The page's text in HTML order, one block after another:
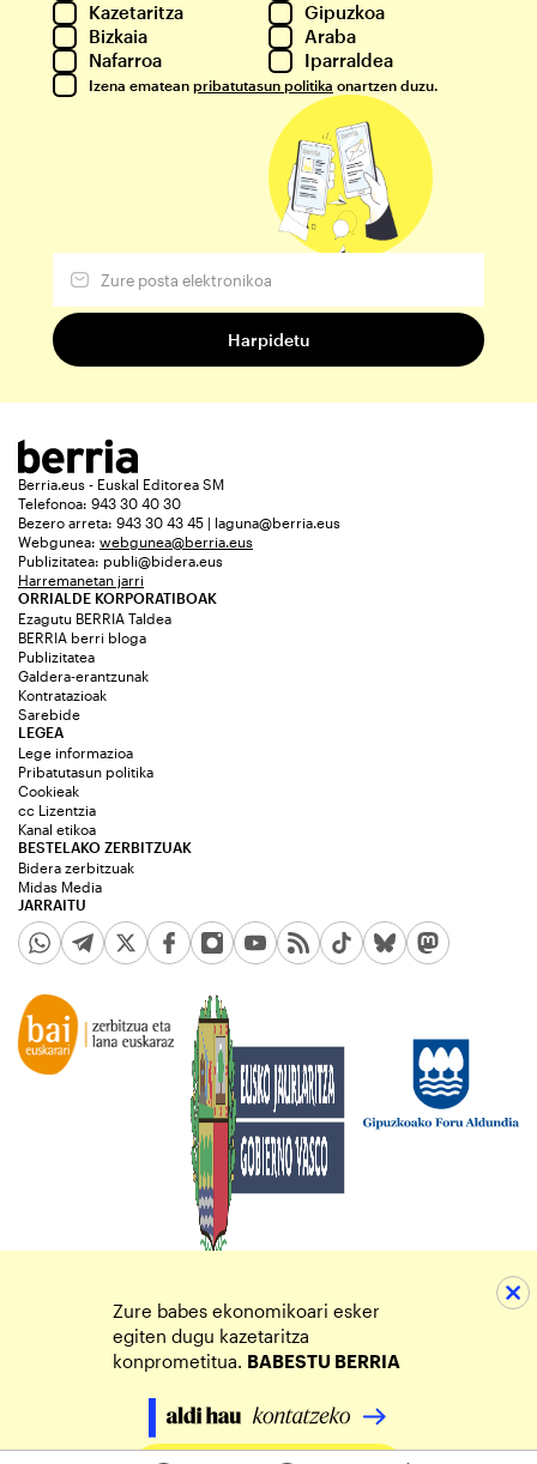
Kazetaritza
Gipuzkoa
Bizkaia
Araba
Nafarroa
Iparraldea
Izena ematean pribatutasun politika onartzen duzu.
Berria.eus - Euskal Editorea SM
Telefonoa: 943 30 40 30
Bezero arreta: 943 30 43 45 | laguna@berria.eus
Webgunea: webgunea@berria.eus
Publizitatea: publi@bidera.eus
Harremanetan jarri
ORRIALDE KORPORATIBOAK
Ezagutu BERRIA Taldea
BERRIA berri bloga
Publizitatea
Galdera-erantzunak
Kontratazioak
Sarebide
JARRAITU
LEGEA
Lege informazioa
Pribatutasun politika
Cookieak
cc Lizentzia
Kanal etikoa
BESTELAKO ZERBITZUAK
Bidera zerbitzuak
Midas Media
Zure babes ekonomikoari esker
egiten dugu kazetaritza
konprometitua. BABESTU BERRIA